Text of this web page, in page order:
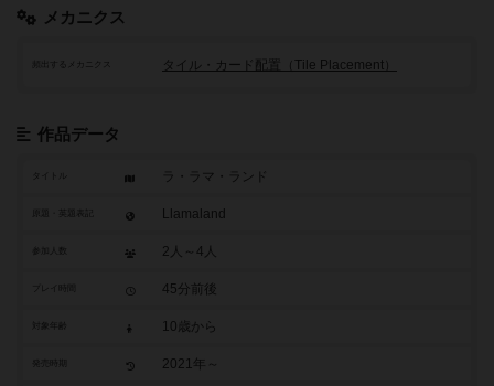
メカニクス
頻出するメカニクス タイル・カード配置（Tile Placement）
作品データ
タイトル ラ・ラマ・ランド
Llamaland
参加人数 2人～4人
45分前後
10歳から
2021年～